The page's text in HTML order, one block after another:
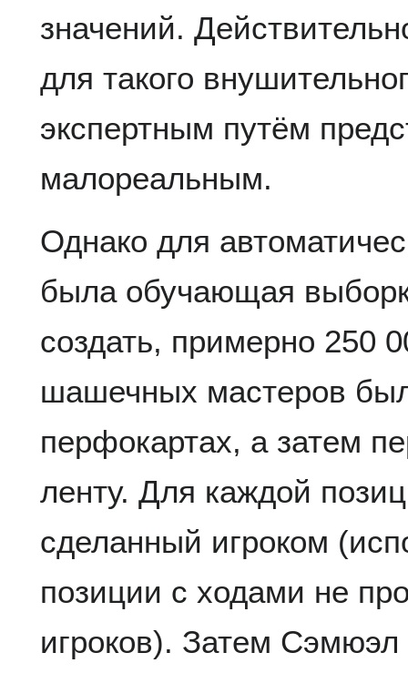
значений.
для такого
экспертным путём
малореальным.
Однако для
была обучающая
создать, примерно 250
шашечных мастеров
перфокартах, а затем
ленту. Для каждой
сделанный игроком
позиции с ходами не
игроков). Затем